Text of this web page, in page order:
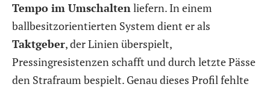
Tempo im Umschaltenliefern. In einem
ballbesitzorientierten System dient er als
Taktgeber, der Linien überspielt,
Pressingresistenzen schafft und durch letzte Pässe
den Strafraum bespielt. Genau dieses Profil fehlte